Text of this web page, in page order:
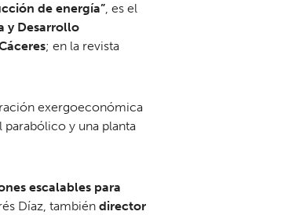
de energía”, es el
y Desarrollo
; en la revista
exergoeconómica
y una planta
escalables para
Díaz, también director